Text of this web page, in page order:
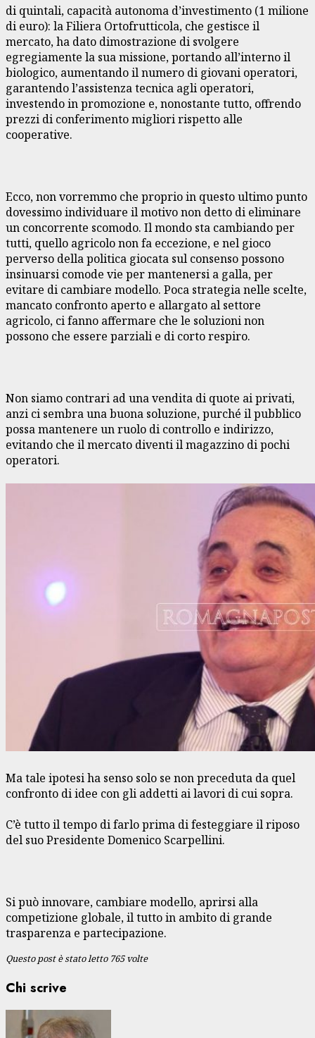
di quintali, capacità autonoma d’investimento (1 milione
di euro): la Filiera Ortofrutticola, che gestisce il
mercato, ha dato dimostrazione di svolgere
egregiamente la sua missione, portando all’interno il
biologico, aumentando il numero di giovani operatori,
garantendo l’assistenza tecnica agli operatori,
investendo in promozione e, nonostante tutto, offrendo
prezzi di conferimento migliori rispetto alle
cooperative.
Ecco, non vorremmo che proprio in questo ultimo punto
dovessimo individuare il motivo non detto di eliminare
un concorrente scomodo. Il mondo sta cambiando per
tutti, quello agricolo non fa eccezione, e nel gioco
perverso della politica giocata sul consenso possono
insinuarsi comode vie per mantenersi a galla, per
evitare di cambiare modello. Poca strategia nelle scelte,
mancato confronto aperto e allargato al settore
agricolo, ci fanno affermare che le soluzioni non
possono che essere parziali e di corto respiro.
Non siamo contrari ad una vendita di quote ai privati,
anzi ci sembra una buona soluzione, purché il pubblico
possa mantenere un ruolo di controllo e indirizzo,
evitando che il mercato diventi il magazzino di pochi
operatori.
Ma tale ipotesi ha senso solo se non preceduta da quel
confronto di idee con gli addetti ai lavori di cui sopra.
C’è tutto il tempo di farlo prima di festeggiare il riposo
del suo Presidente Domenico Scarpellini.
Si può innovare, cambiare modello, aprirsi alla
competizione globale, il tutto in ambito di grande
trasparenza e partecipazione.
Questo post è stato letto 765 volte
Chi scrive